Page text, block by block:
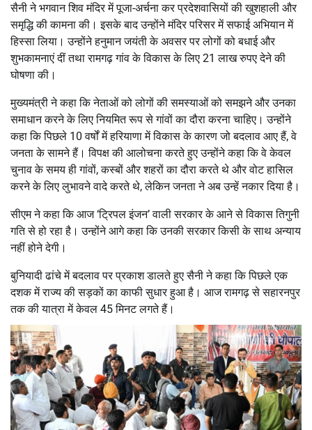
सैनी ने भगवान शिव मंदिर में पूजा-अर्चना कर प्रदेशवासियों की खुशहाली और
समृद्धि की कामना की। इसके बाद उन्होंने मंदिर परिसर में सफाई अभियान में
हिस्सा लिया। उन्होंने हनुमान जयंती के अवसर पर लोगों को बधाई और
शुभकामनाएं दीं तथा रामगढ़ गांव के विकास के लिए 21 लाख रुपए देने की
घोषणा की।
मुख्यमंत्री ने कहा कि नेताओं को लोगों की समस्याओं को समझने और उनका
समाधान करने के लिए नियमित रूप से गांवों का दौरा करना चाहिए। उन्होंने
कहा कि पिछले 10 वर्षों में हरियाणा में विकास के कारण जो बदलाव आए हैं, वे
जनता के सामने हैं। विपक्ष की आलोचना करते हुए उन्होंने कहा कि वे केवल
चुनाव के समय ही गांवों, कस्बों और शहरों का दौरा करते थे और वोट हासिल
करने के लिए लुभावने वादे करते थे, लेकिन जनता ने अब उन्हें नकार दिया है।
सीएम ने कहा कि आज ‘ट्रिपल इंजन’ वाली सरकार के आने से विकास तिगुनी
गति से हो रहा है। उन्होंने आगे कहा कि उनकी सरकार किसी के साथ अन्याय
नहीं होने देगी।
बुनियादी ढांचे में बदलाव पर प्रकाश डालते हुए सैनी ने कहा कि पिछले एक
दशक में राज्य की सड़कों का काफी सुधार हुआ है। आज रामगढ़ से सहारनपुर
तक की यात्रा में केवल 45 मिनट लगते हैं।